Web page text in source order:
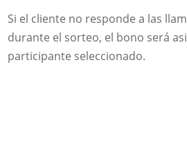
Si el cliente no responde a las
durante el sorteo, el bono será
participante seleccionado.